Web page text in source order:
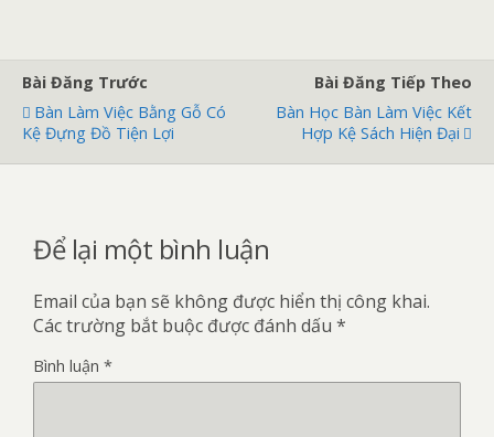
Bài Đăng Trước
Bàn Làm Việc Bằng Gỗ Có
Kệ Đựng Đồ Tiện Lợi
Bài Đăng Tiếp Theo
Bàn Học Bàn Làm Việc Kết
Hợp Kệ Sách Hiện Đại
Để lại một bình luận
Email của bạn sẽ không được hiển thị công khai.
Các trường bắt buộc được đánh dấu *
Bình luận *